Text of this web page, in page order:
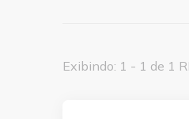
Exibindo: 1 - 1 de 1